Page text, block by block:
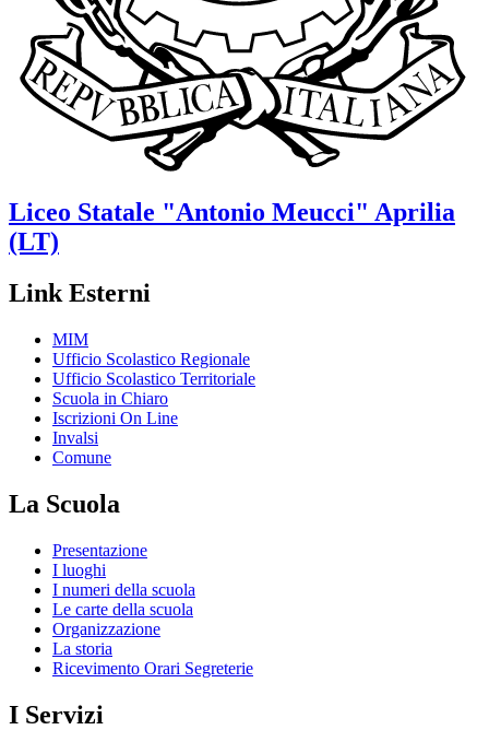
Liceo Statale "Antonio Meucci" Aprilia
(LT)
Link Esterni
MIM
Ufficio Scolastico Regionale
Ufficio Scolastico Territoriale
Scuola in Chiaro
Iscrizioni On Line
Invalsi
Comune
La Scuola
Presentazione
I luoghi
I numeri della scuola
Le carte della scuola
Organizzazione
La storia
Ricevimento Orari Segreterie
I Servizi